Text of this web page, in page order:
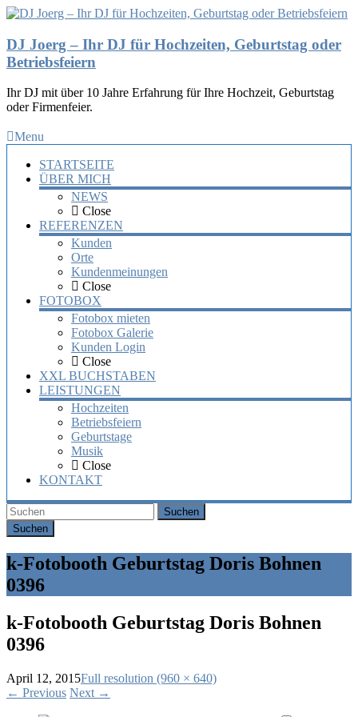
DJ Joerg – Ihr DJ für Hochzeiten, Geburtstag oder
Betriebsfeiern
Ihr DJ mit über 10 Jahre Erfahrung für Ihre Hochzeit, Geburtstag
oder Firmenfeier.
Menu
STARTSEITE
ÜBER MICH
NEWS
Close
REFERENZEN
Kunden
Orte
Kundenmeinungen
Close
FOTOBOX
Fotobox mieten
Fotobox Galerie
Kunden Login
Close
XXL BUCHSTABEN
LEISTUNGEN
Hochzeiten
Betriebsfeiern
Geburtstage
Musik
Close
KONTAKT
Suchen
k-Fotobooth Geburtstag Doris Bohnen
0396
k-Fotobooth Geburtstag Doris Bohnen
0396
April 12, 2015Full resolution (960 × 640)
← Previous Next →